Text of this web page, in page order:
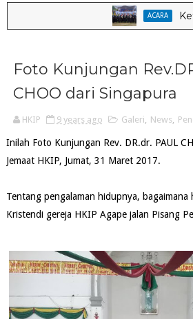
ACARA Ketua
Foto Kunjungan
CHOO dari Singapura
HKIP 9 years ago Galeri News
Inilah Foto Kunjungan Rev. DR.dr. PAUL
Jemaat HKIP, Jumat, 31 Maret 2017.
Tentang pengalaman hidupnya, bagaimana
Kristendi gereja HKIP Agape jalan Pisang